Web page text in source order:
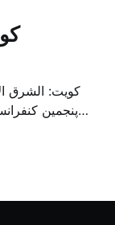
کویت: الشرق
پنجمین
متخصص از